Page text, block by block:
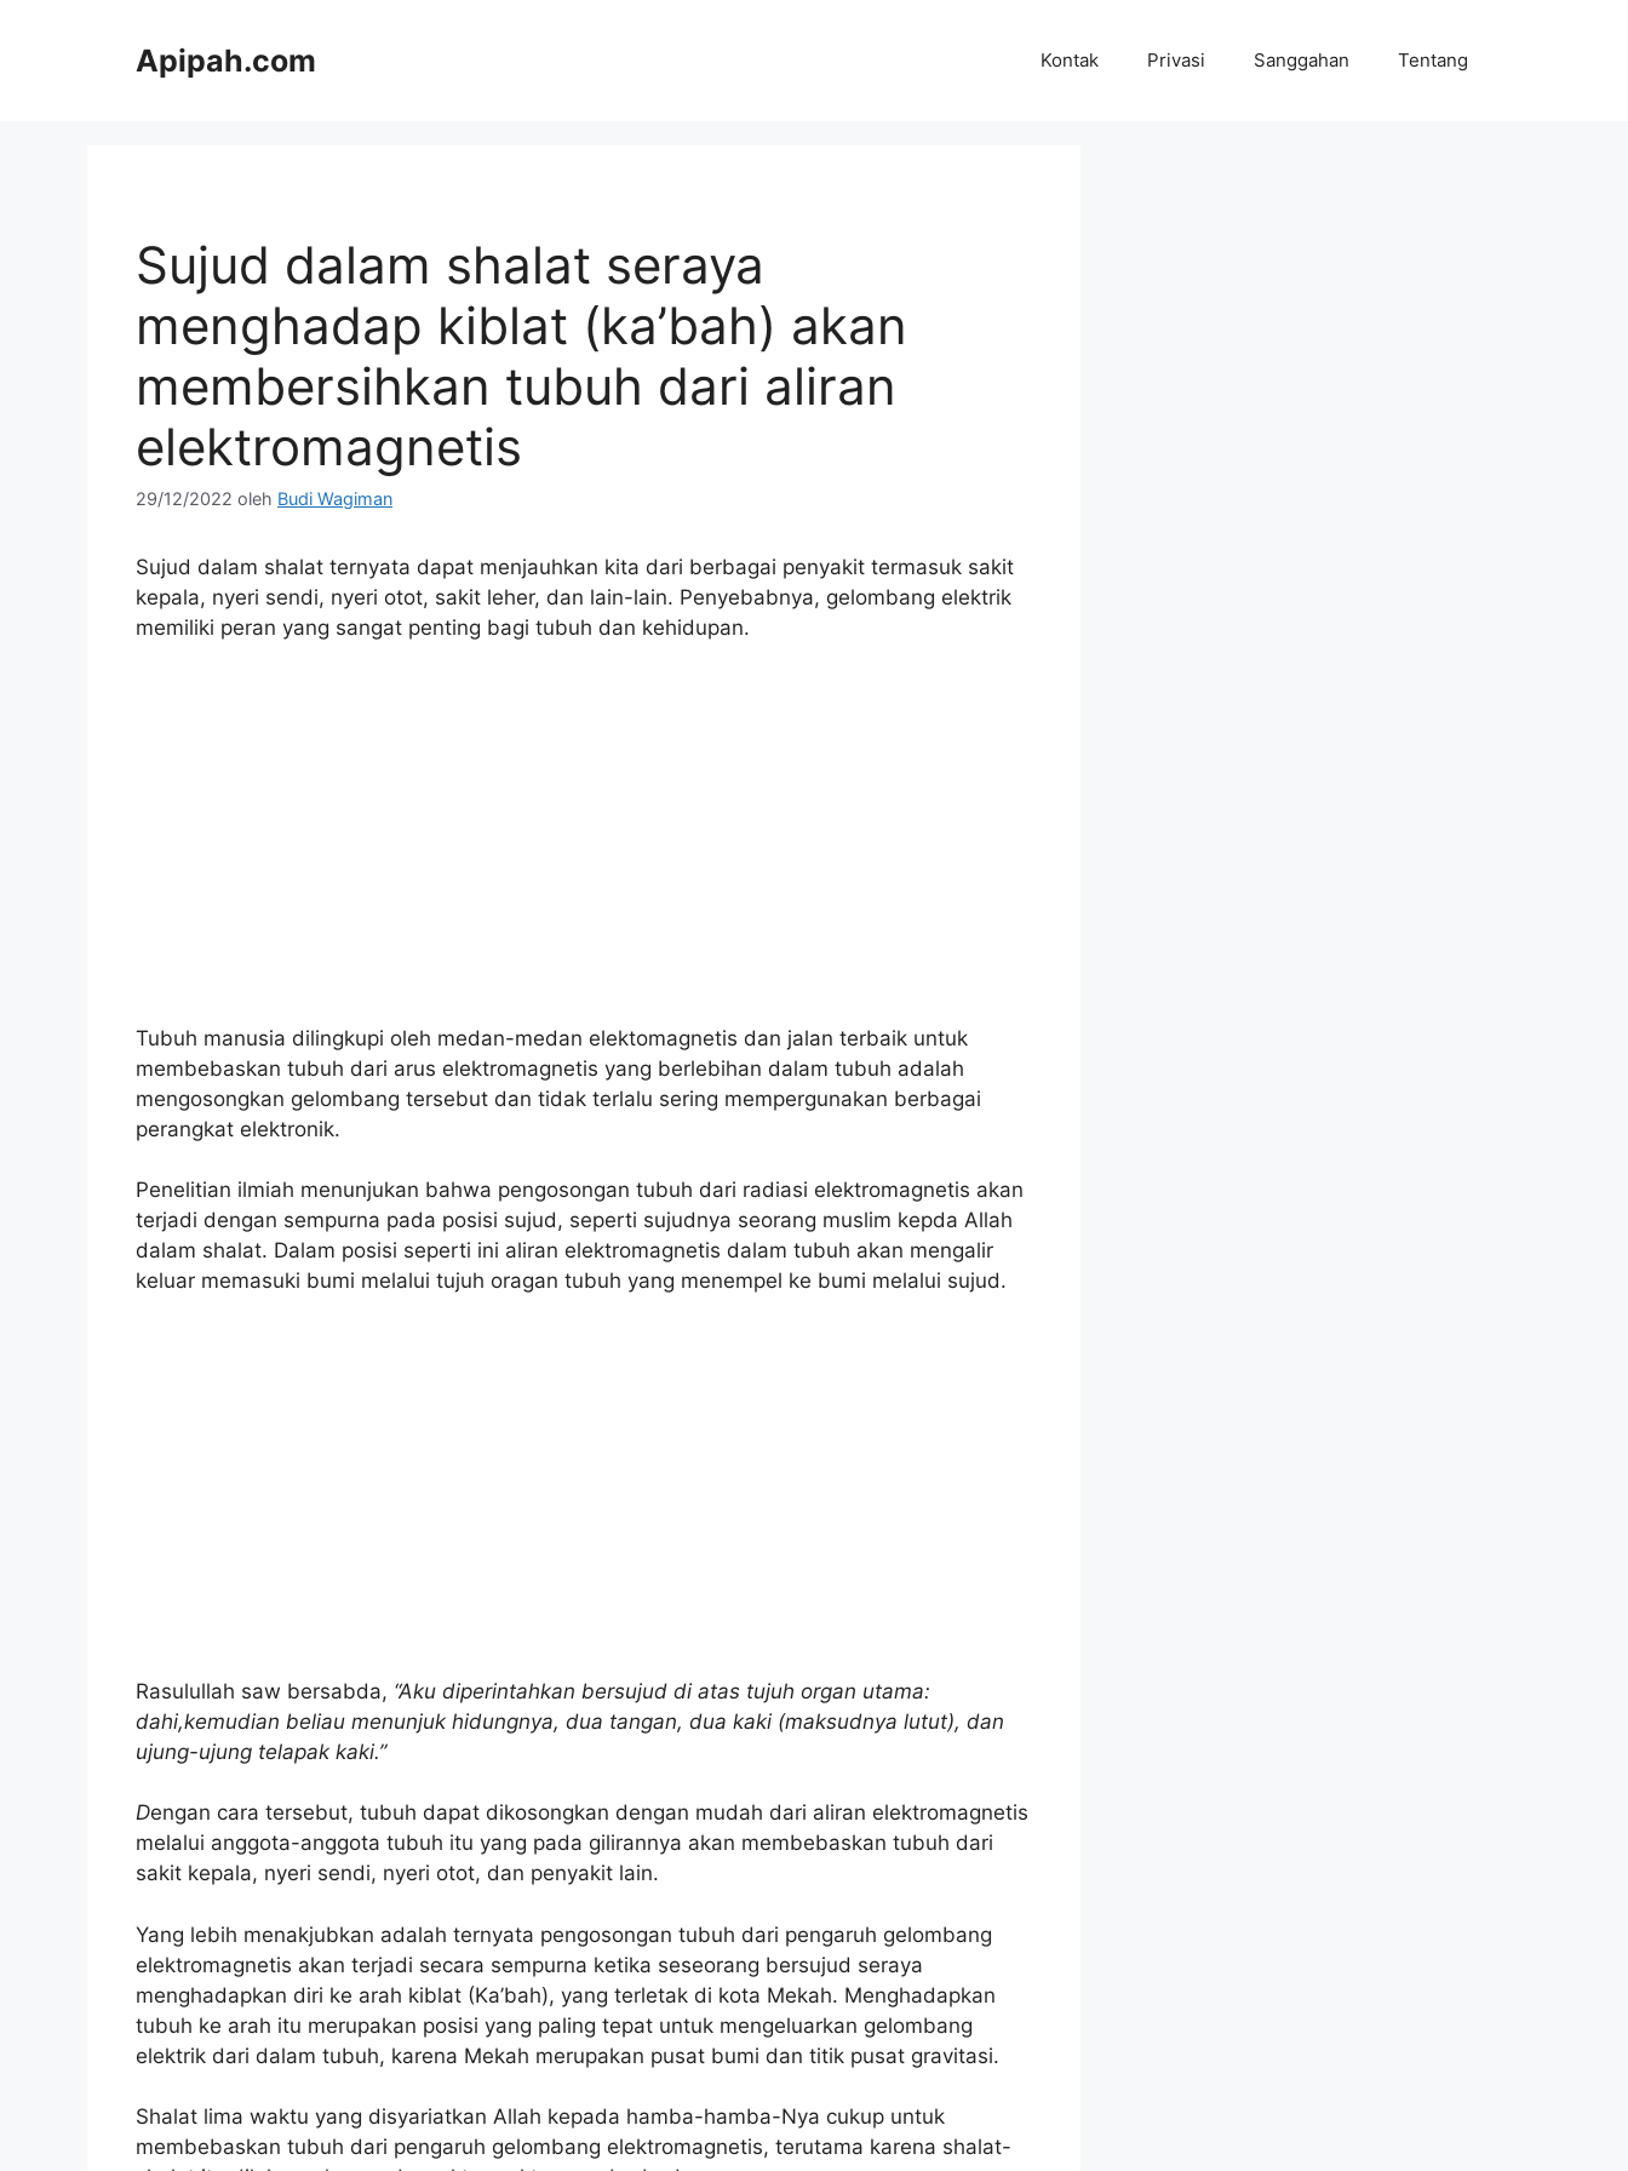
Apipah.com Kontak Privasi Sanggahan Tentang
Sujud dalam shalat seraya
menghadap kiblat (ka’bah) akan
membersihkan tubuh dari aliran
elektromagnetis
29/12/2022 oleh Budi Wagiman
Sujud dalam shalat ternyata dapat menjauhkan kita dari berbagai penyakit termasuk sakit
kepala, nyeri sendi, nyeri otot, sakit leher, dan lain-lain. Penyebabnya, gelombang elektrik
memiliki peran yang sangat penting bagi tubuh dan kehidupan.
Tubuh manusia dilingkupi oleh medan-medan elektomagnetis dan jalan terbaik untuk
membebaskan tubuh dari arus elektromagnetis yang berlebihan dalam tubuh adalah
mengosongkan gelombang tersebut dan tidak terlalu sering mempergunakan berbagai
perangkat elektronik.
Penelitian ilmiah menunjukan bahwa pengosongan tubuh dari radiasi elektromagnetis akan
terjadi dengan sempurna pada posisi sujud, seperti sujudnya seorang muslim kepda Allah
dalam shalat. Dalam posisi seperti ini aliran elektromagnetis dalam tubuh akan mengalir
keluar memasuki bumi melalui tujuh oragan tubuh yang menempel ke bumi melalui sujud.
Rasulullah saw bersabda, “Aku diperintahkan bersujud di atas tujuh organ utama:
dahi,kemudian beliau menunjuk hidungnya, dua tangan, dua kaki (maksudnya lutut), dan
ujung-ujung telapak kaki.”
Dengan cara tersebut, tubuh dapat dikosongkan dengan mudah dari aliran elektromagnetis
melalui anggota-anggota tubuh itu yang pada gilirannya akan membebaskan tubuh dari
sakit kepala, nyeri sendi, nyeri otot, dan penyakit lain.
Yang lebih menakjubkan adalah ternyata pengosongan tubuh dari pengaruh gelombang
elektromagnetis akan terjadi secara sempurna ketika seseorang bersujud seraya
menghadapkan diri ke arah kiblat (Ka’bah), yang terletak di kota Mekah. Menghadapkan
tubuh ke arah itu merupakan posisi yang paling tepat untuk mengeluarkan gelombang
elektrik dari dalam tubuh, karena Mekah merupakan pusat bumi dan titik pusat gravitasi.
Shalat lima waktu yang disyariatkan Allah kepada hamba-hamba-Nya cukup untuk
membebaskan tubuh dari pengaruh gelombang elektromagnetis, terutama karena shalat-